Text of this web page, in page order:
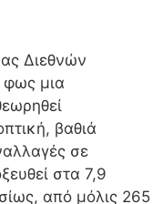
Διεθνών
φως μια
βαθιά
σε
στα 7,9
από μόλις 265